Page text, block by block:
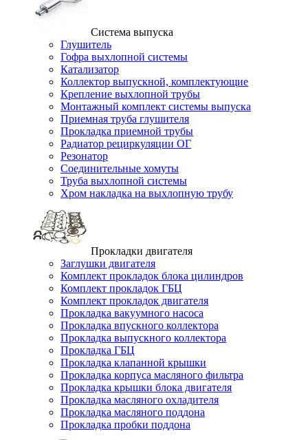
Система выпуска
Глушитель
Гофра выхлопной системы
Катализатор
Коллектор выпускной, комплектующие
Крепление выхлопной трубы
Монтажный комплект системы выпуска
Приемная труба глушителя
Прокладка приемной трубы
Радиатор рециркуляции ОГ
Резонатор
Соединительные хомуты
Труба выхлопной системы
Хром накладка на выхлопную трубу
Прокладки двигателя
Заглушки двигателя
Комплект прокладок блока цилиндров
Комплект прокладок ГБЦ
Комплект прокладок двигателя
Прокладка вакуумного насоса
Прокладка впускного коллектора
Прокладка выпускного коллектора
Прокладка ГБЦ
Прокладка клапанной крышки
Прокладка корпуса масляного фильтра
Прокладка крышки блока двигателя
Прокладка масляного охладителя
Прокладка масляного поддона
Прокладка пробки поддона